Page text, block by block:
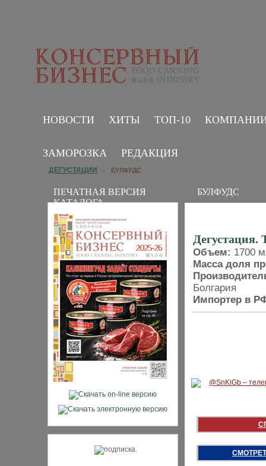
НОВОСТИ ХИТЫ ТОП-10
ЗАМОРОЗКА РЕДАКЦИЯ
ПЕЧАТНАЯ ВЕРСИЯ
КАТАЛОГА
ДЕГУСТАЦИИ › БУЛФУДС
БУЛФУДС
Объем: 1700
Масса доля
Болгария
Импортер в